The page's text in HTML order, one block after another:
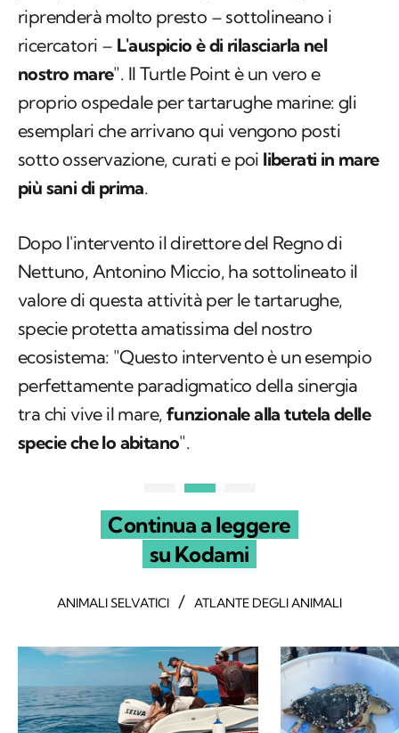
riprenderà molto presto – sottolineano i
ricercatori – L'auspicio è di rilasciarla nel
nostro mare". Il Turtle Point è un vero e
proprio ospedale per tartarughe marine: gli
esemplari che arrivano qui vengono posti
sotto osservazione, curati e poi liberati in mare
più sani di prima.
Dopo l'intervento il direttore del Regno di
Nettuno, Antonino Miccio, ha sottolineato il
valore di questa attività per le tartarughe,
specie protetta amatissima del nostro
ecosistema: "Questo intervento è un esempio
perfettamente paradigmatico della sinergia
tra chi vive il mare, funzionale alla tutela delle
specie che lo abitano".
Continua a leggere
su Kodami
ANIMALI SELVATICI / ATLANTE DEGLI ANIMALI